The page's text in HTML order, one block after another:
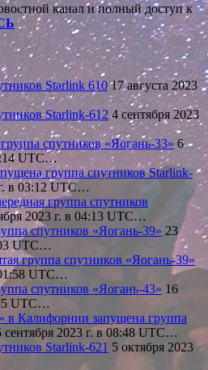
канал и полный доступ к
Starlink 61017 августа 2023
Starlink-612 4 сентября 2023
спутников «Яогань-33» 6
UTC…
группа спутников Starlink-
в 03:12 UTC…
группа спутников
2023 г. в 04:13 UTC…
спутников «Яогань-39» 23
UTC…
группа спутников «Яогань-39»
UTC…
спутников «Яогань-43» 16
UTC…
в Калифорнии запущена группа
2023 г. в 08:48 UTC…
Starlink-621 5 октября 2023